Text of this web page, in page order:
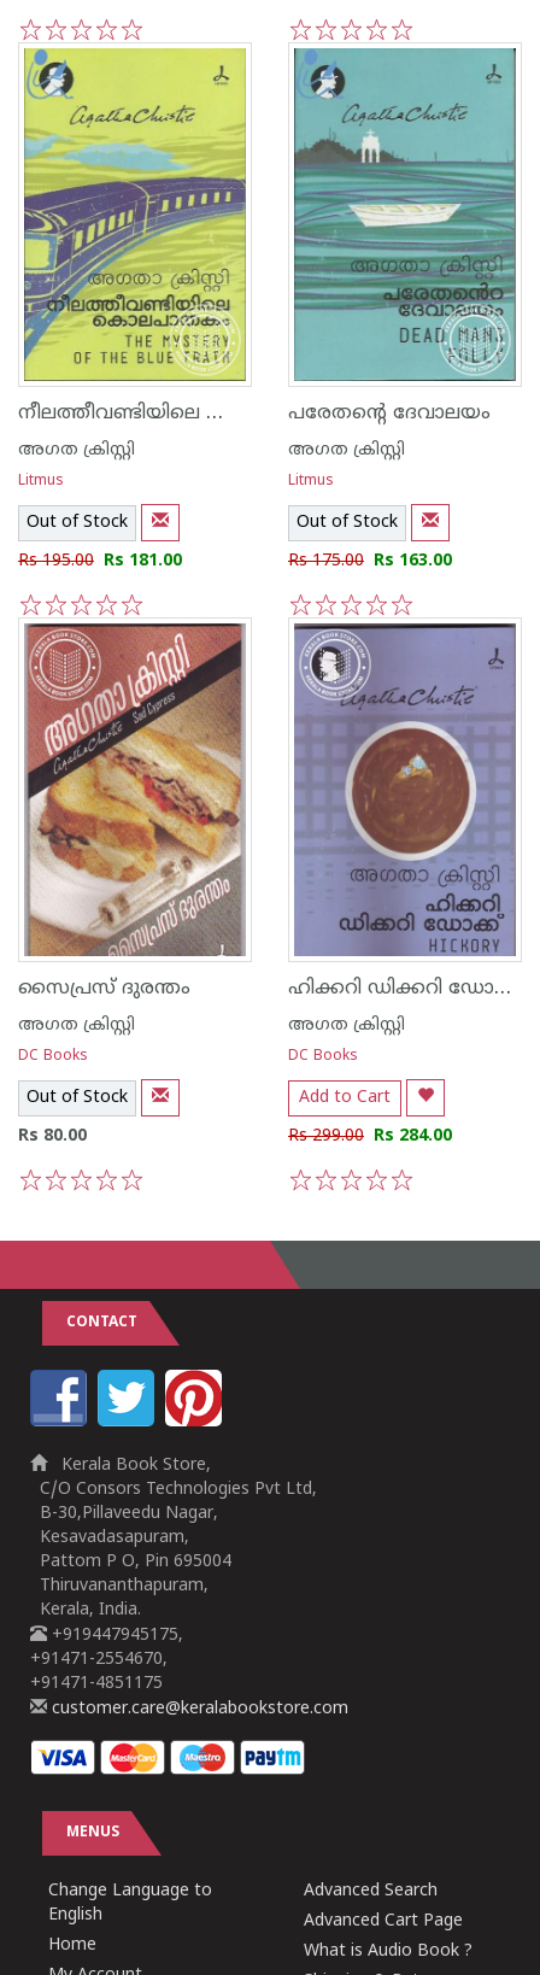
5
4
3
2
1 5
4
3
2
1
നീലത്തീവണ്ടിയിലെ കൊലപാതകം
അഗത ക്രിസ്റ്റി
Litmus
Out of Stock
Rs 195.00 Rs 181.00
5
4
3
2
1
പരേതന്റെ ദേവാലയം
അഗത ക്രിസ്റ്റി
Litmus
Out of Stock
Rs 175.00 Rs 163.00
5
4
3
2
1
സൈപ്രസ് ദുരന്തം
അഗത ക്രിസ്റ്റി
DC Books
Out of Stock
Rs 80.00
ഹിക്കറി ഡിക്കറി ഡോക്ക്
അഗത ക്രിസ്റ്റി
DC Books
Add to Cart
Rs 299.00 Rs 284.00
CONTACT
Kerala Book Store,
C/O Consors Technologies Pvt Ltd,
B-30,Pillaveedu Nagar,
Kesavadasapuram,
Pattom P O, Pin 695004
Thiruvananthapuram,
Kerala, India.
+919447945175,
+91471-2554670,
+91471-4851175
customer.care@keralabookstore.com
MENUS
Change Language to
English
Home
Advanced Search
Advanced Cart Page
What is Audio Book ?